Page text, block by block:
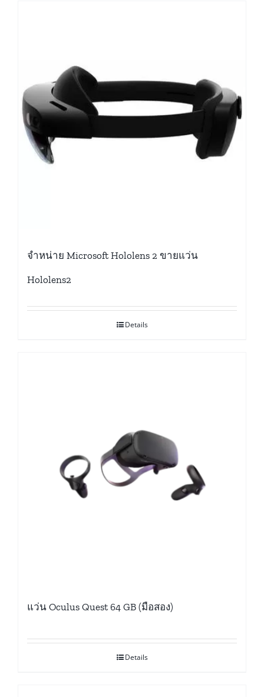
จำหน่าย Microsoft Hololens 2 ขายแว่น
Hololens2
Details
แว่น Oculus Quest 64 GB (มือสอง)
Details